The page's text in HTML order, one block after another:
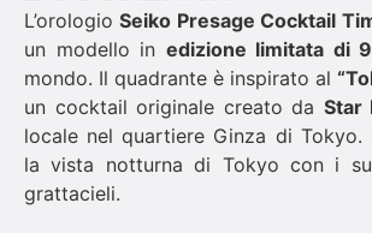
L’orologioSeiko Presage Cocktail
un modello in edizione limitata di
mondo. Il quadrante è inspirato al “
un cocktail originale creato da Star
locale nel quartiere Ginza di
la vista notturna di Tokyo con i
grattacieli.